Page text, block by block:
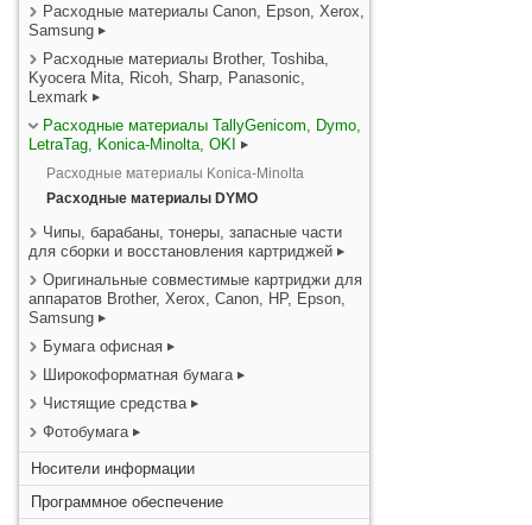
Расходные материалы Canon, Epson, Xerox,
Samsung
Расходные материалы Brother, Toshiba,
Kyocera Mita, Ricoh, Sharp, Panasonic,
Lexmark
Расходные материалы TallyGenicom, Dymo,
LetraTag, Konica-Minolta, OKI
Расходные материалы Konica-Minolta
Расходные материалы DYMO
Чипы, барабаны, тонеры, запасные части
для сборки и восстановления картриджей
Оригинальные совместимые картриджи для
аппаратов Brother, Xerox, Canon, HP, Epson,
Samsung
Бумага офисная
Широкоформатная бумага
Чистящие средства
Фотобумага
Носители информации
Программное обеспечение